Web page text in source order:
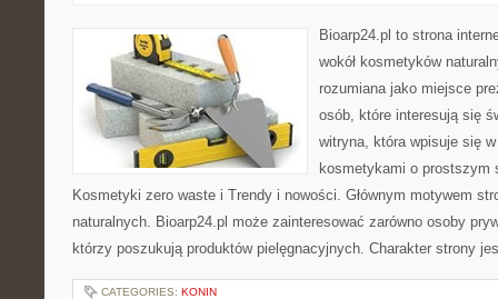
Bioarp24.pl to strona
wokół kosmetyków
rozumiana jako miejsce
osób, które interesują się
witryna, która wpisuje się
kosmetykami o prostszym
Kosmetyki zero waste i Trendy i nowości. Głównym motywem
naturalnych. Bioarp24.pl może zainteresować zarówno osoby
którzy poszukują produktów pielęgnacyjnych. Charakter strony
CATEGORIES: KONIN